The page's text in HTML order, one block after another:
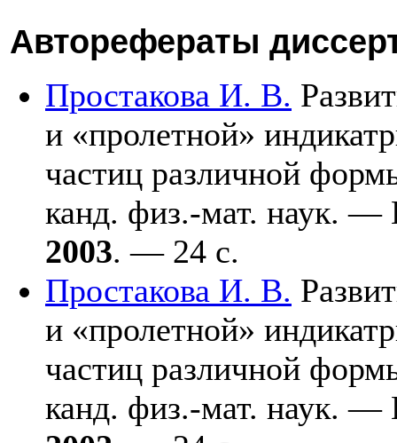
Авторефераты
Простакова И. В.
и «пролетной»
частиц различной
канд. физ.-мат. наук.
2003. — 24 с.
Простакова И. В.
и «пролетной»
частиц различной
канд. физ.-мат. наук.